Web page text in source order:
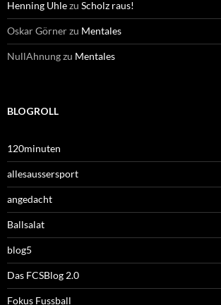
Henning Uhlezu Scholz raus!
Oskar Görnerzu Mentales
NullAhnungzu Mentales
BLOGROLL
120minuten
allesaussersport
angedacht
Ballsalat
blog5
Das FCSBlog 2.0
Fokus Fussball